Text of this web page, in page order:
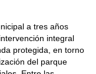
a tres años
integral
protegida, en torno
del parque